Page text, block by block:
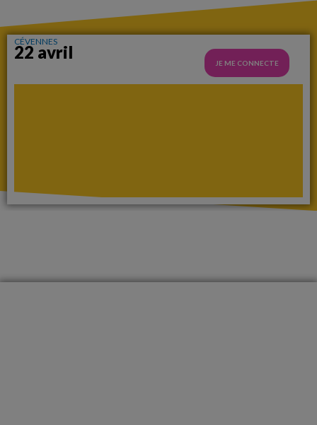
CÉVENNES
22 avril
JE ME CONNECTE